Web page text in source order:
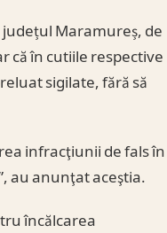
județul Maramureș, de
că în cutiile respective
sigilate, fără să
infracţiunii de fals în
au anunţat aceştia.
încălcarea